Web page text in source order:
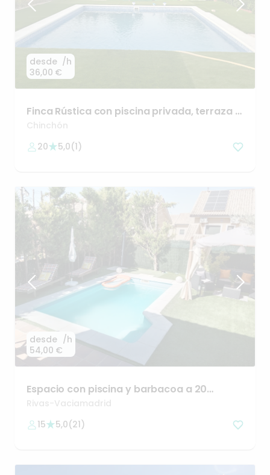
desde
36,00 €
/h
Finca Rústica con piscina privada​,​ terraza y
Chillout
Chinchón
20
5,0(1)
desde
54,00 €
/h
Espacio con piscina y barbacoa a 20
minutos deMadrid
Rivas-Vaciamadrid
15
5,0(21)